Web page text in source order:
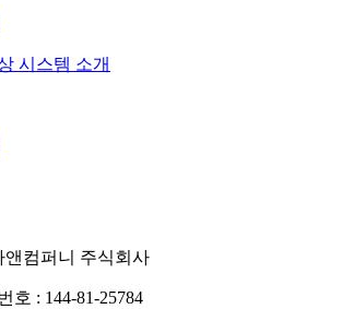
시스템 소개
앤컴퍼니 주식회사
호 : 144-81-25784